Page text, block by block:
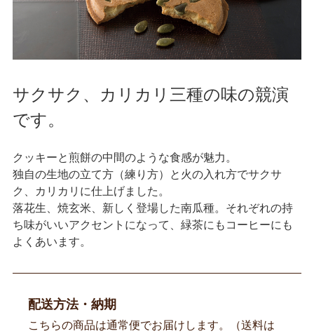
サクサク、カリカリ三種の味の競演
です。
クッキーと煎餅の中間のような食感が魅力。
独自の生地の立て方（練り方）と火の入れ方でサクサ
ク、カリカリに仕上げました。
落花生、焼玄米、新しく登場した南瓜種。それぞれの持
ち味がいいアクセントになって、緑茶にもコーヒーにも
よくあいます。
配送方法・納期
こちらの商品は通常便でお届けします。（送料は